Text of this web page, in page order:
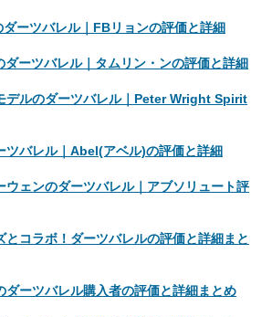
ーツバレル｜FBリョンの評価と詳細
ーツバレル｜タムリン・ンの評価と詳細
デルのダーツバレル｜Peter Wright Spirit
ツバレル｜Abel(アベル)の評価と詳細
ウェンのダーツバレル｜アブソリュート評
とコラボ！ダーツバレルの評価と詳細まと
ダーツバレル購入者の評価と詳細まとめ